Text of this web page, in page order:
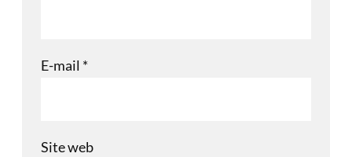
E-mail *
Site web